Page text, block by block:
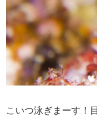
こいつ泳ぎまーす！